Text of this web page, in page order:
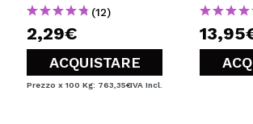
(12)
2,29€
ACQUISTARE
Prezzo x 100 Kg: 763,35€IVA Incl.